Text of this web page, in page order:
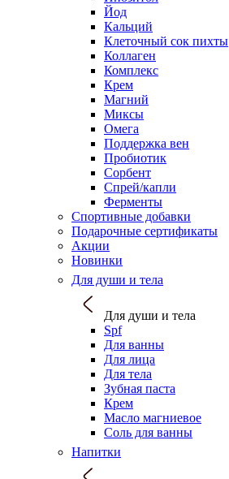
Йод
Кальций
Клеточный сок пихты
Коллаген
Комплекс
Крем
Магний
Миксы
Омега
Поддержка вен
Пробиотик
Сорбент
Спрей/капли
Ферменты
Спортивные добавки
Подарочные сертификаты
Акции
Новинки
Для души и тела
Для души и тела
Spf
Для ванны
Для лица
Для тела
Зубная паста
Крем
Масло магниевое
Соль для ванны
Напитки